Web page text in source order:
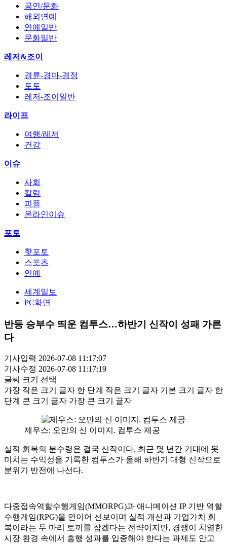
공연/문화
해외연예
연예일반
문화일반
레저&조이
경륜-경마-경정
토토
레저-조이일반
라이프
여행/레저
건강
이슈
사회
칼럼
피플
온라인이슈
포토
핫포토
스포츠
연예
세계일보
PC화면
반등 승부수 띄운 컴투스…하반기 신작이 성패 가른
다
기사입력 2026-07-08 11:17:07
기사수정 2026-07-08 11:17:19
글씨 크기 선택
가장 작은 크기 글자 한 단계 작은 크기 글자 기본 크기 글자 한
단계 큰 크기 글자 가장 큰 크기 글자
제우스: 오만의 신 이미지. 컴투스 제공
실적 회복의 분수령은 결국 신작이다. 최근 몇 년간 기대에 못
미치는 수익성을 기록한 컴투스가 올해 하반기 대형 신작으로
분위기 반전에 나선다.
다중접속역할수행게임(MMORPG)과 애니메이션 IP 기반 역할
수행게임(RPG)을 연이어 선보이며 실적 개선과 기업가치 회
복이라는 두 마리 토끼를 잡겠다는 전략이지만, 경쟁이 치열한
시장 환경 속에서 흥행 성과를 입증해야 한다는 과제도 안고